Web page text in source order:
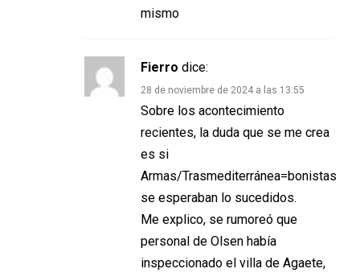
mismo
Fierro dice:
28 de noviembre de 2024 a las 13:55
Sobre los acontecimiento
recientes, la duda que se me crea
es si
Armas/Trasmediterránea=bonistas
se esperaban lo sucedidos.
Me explico, se rumoreó que
personal de Olsen había
inspeccionado el villa de Agaete,